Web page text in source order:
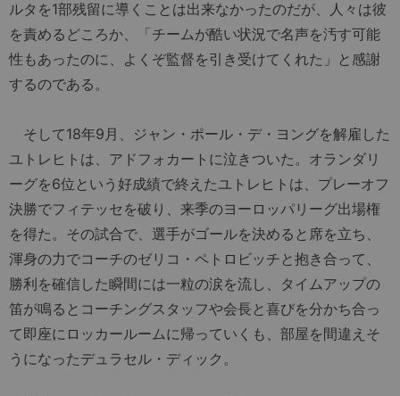
ルタを1部残留に導くことは出来なかったのだが、人々は彼
を責めるどころか、「チームが酷い状況で名声を汚す可能
性もあったのに、よくぞ監督を引き受けてくれた」と感謝
するのである。
そして18年9月、ジャン・ポール・デ・ヨングを解雇した
ユトレヒトは、アドフォカートに泣きついた。オランダリ
ーグを6位という好成績で終えたユトレヒトは、プレーオフ
決勝でフィテッセを破り、来季のヨーロッパリーグ出場権
を得た。その試合で、選手がゴールを決めると席を立ち、
渾身の力でコーチのゼリコ・ペトロビッチと抱き合って、
勝利を確信した瞬間には一粒の涙を流し、タイムアップの
笛が鳴るとコーチングスタッフや会長と喜びを分かち合っ
て即座にロッカールームに帰っていくも、部屋を間違えそ
うになったデュラセル・ディック。